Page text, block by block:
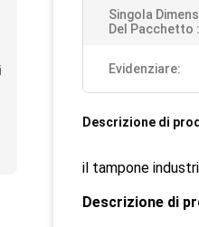
Singola
Del Pacchetto :
Evidenziare:
Descrizione di
il tampone
Descrizione di